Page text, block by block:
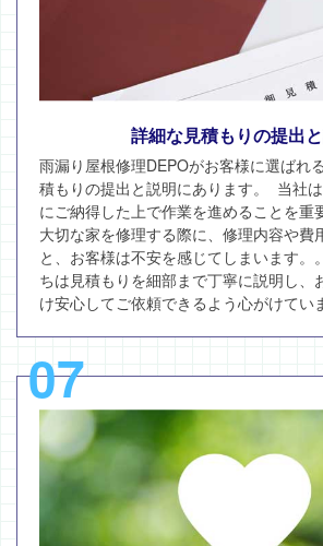
詳細な見積もりの提出
雨漏り屋根修理DEPOがお客様に選ばれ
積もりの提出と説明にあります。 当社
にご納得した上で作業を進めることを重
大切な家を修理する際に、修理内容や費
と、お客様は不安を感じてしまいます。
ちは見積もりを細部まで丁寧に説明し、
け安心してご依頼できるよう心がけてい
07